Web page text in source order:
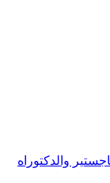
والدكتوراه